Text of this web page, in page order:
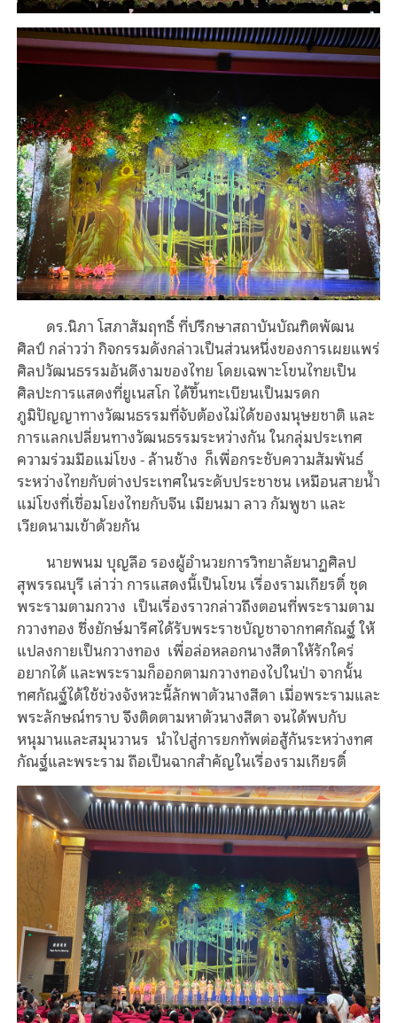
ดร.นิภา โสภาสัมฤทธิ์ ที่ปรึกษาสถาบันบัณฑิตพัฒน
ศิลป์ กล่าวว่า กิจกรรมดังกล่าวเป็นส่วนหนึ่งของการเผยแพร่
ศิลปวัฒนธรรมอันดีงามของไทย โดยเฉพาะโขนไทยเป็น
ศิลปะการแสดงที่ยูเนสโก ได้ขึ้นทะเบียนเป็นมรดก
ภูมิปัญญาทางวัฒนธรรมที่จับต้องไม่ได้ของมนุษยชาติ และ
การแลกเปลี่ยนทางวัฒนธรรมระหว่างกัน ในกลุ่มประเทศ
ความร่วมมือแม่โขง - ล้านช้าง ก็เพื่อกระชับความสัมพันธ์
ระหว่างไทยกับต่างประเทศในระดับประชาชน เหมือนสายน้ำ
แม่โขงที่เชื่อมโยงไทยกับจีน เมียนมา ลาว กัมพูชา และ
เวียดนามเข้าด้วยกัน
นายพนม บุญลือ รองผู้อำนวยการวิทยาลัยนาฏศิลป
สุพรรณบุรี เล่าว่า การแสดงนี้เป็นโขน เรื่องรามเกียรติ์ ชุด
พระรามตามกวาง เป็นเรื่องราวกล่าวถึงตอนที่พระรามตาม
กวางทอง ซึ่งยักษ์มารีศได้รับพระราชบัญชาจากทศกัณฐ์ ให้
แปลงกายเป็นกวางทอง เพื่อล่อหลอกนางสีดาให้รักใคร่
อยากได้ และพระรามก็ออกตามกวางทองไปในป่า จากนั้น
ทศกัณฐ์ได้ใช้ช่วงจังหวะนี้ลักพาตัวนางสีดา เมื่อพระรามและ
พระลักษณ์ทราบ จึงติดตามหาตัวนางสีดา จนได้พบกับ
หนุมานและสมุนวานร นำไปสู่การยกทัพต่อสู้กันระหว่างทศ
กัณฐ์และพระราม ถือเป็นฉากสำคัญในเรื่องรามเกียรติ์